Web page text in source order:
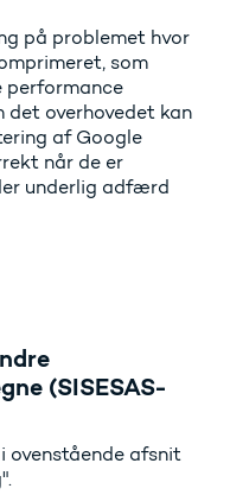
på problemet hvor
som
performance
overhovedet kan
af Google
når de er
underlig adfærd
(SISESAS-
ovenstående afsnit